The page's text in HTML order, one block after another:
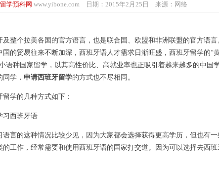
学预科网 www.yibone.com 日期：2015年2月25日 来源：网络
个拉美各国的官方语言，也是联合国、欧盟和非洲联盟的官方语言
国的贸易往来不断加深，西班牙语人才需求日渐旺盛，西班牙留学的“
语种国家留学，以其高性价比、高就业率也正吸引着越来越多的中国学
学， 申请西班牙留学的方式也不尽相同。
学的几种方式如下：
西班牙语
的这种情况比较少见，因为大家都会选择获得更高学历，但也有一
的工作，经常需要和使用西班牙语的国家打交道。因为可以选择去西班